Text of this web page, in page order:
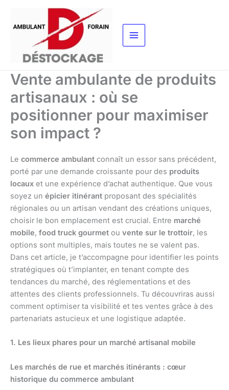
contenu
Vente ambulante de produits
artisanaux : où se
positionner pour maximiser
son impact ?
Le commerce ambulant connaît un essor sans précédent,
porté par une demande croissante pour des produits
locaux et une expérience d’achat authentique. Que vous
soyez un épicier itinérant proposant des spécialités
régionales ou un artisan vendant des créations uniques,
choisir le bon emplacement est crucial. Entre marché
mobile, food truck gourmet ou vente sur le trottoir, les
options sont multiples, mais toutes ne se valent pas.
Dans cet article, je t’accompagne pour identifier les points
stratégiques où t’implanter, en tenant compte des
tendances du marché, des réglementations et des
attentes des clients professionnels. Tu découvriras aussi
comment optimiser ta visibilité et tes ventes grâce à des
partenariats astucieux et une logistique adaptée.
1. Les lieux phares pour un marché artisanal mobile
Les marchés de rue et marchés itinérants : cœur
historique du commerce ambulant